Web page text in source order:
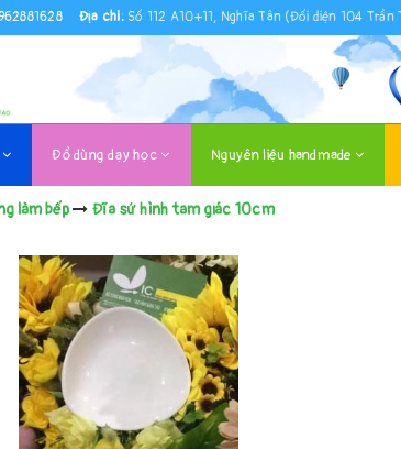
Địa chỉ: Số 112 A10+11, Nghĩa Tân (Đối diện 104 Trần
Đồ dùng dạy học Nguyên liệu handmade
làm bếp Đĩa sứ hình tam giác 10cm